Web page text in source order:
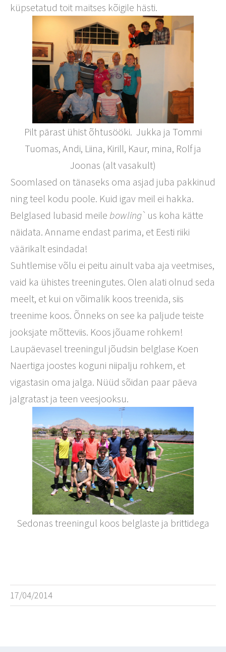
küpsetatud toit maitses kõigile hästi.
Pilt pärast ühist õhtusööki. Jukka ja Tommi
Tuomas, Andi, Liina, Kirill, Kaur, mina, Rolf ja
Joonas (alt vasakult)
Soomlased on tänaseks oma asjad juba pakkinud
ning teel kodu poole. Kuid igav meil ei hakka.
Belglased lubasid meile bowling`us koha kätte
näidata. Anname endast parima, et Eesti riiki
väärikalt esindada!
Suhtlemise võlu ei peitu ainult vaba aja veetmises,
vaid ka ühistes treeningutes. Olen alati olnud seda
meelt, et kui on võimalik koos treenida, siis
treenime koos. Õnneks on see ka paljude teiste
jooksjate mõtteviis. Koos jõuame rohkem!
Laupäevasel treeningul jõudsin belglase Koen
Naertiga joostes koguni niipalju rohkem, et
vigastasin oma jalga. Nüüd sõidan paar päeva
jalgratast ja teen veesjooksu.
Sedonas treeningul koos belglaste ja brittidega
17/04/2014